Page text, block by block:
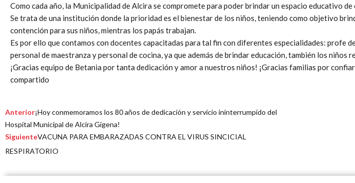
Como cada año, la Municipalidad de Alcira se compromete para poder brindar un espacio educativo de
Se trata de una institución donde la prioridad es el bienestar de los niños, teniendo como objetivo
contención para sus niños, mientras los papás trabajan.
Es por ello que contamos con docentes capacitadas para tal fin con diferentes especialidades: profe
personal de maestranza y personal de cocina, ya que además de brindar educación, también los niños
¡Gracias equipo de Betania por tanta dedicación y amor a nuestros niños! ¡Gracias familias por
compartido
Prev
Anterior¡Hoy conmemoramos los 80 años de dedicación y servicio ininterrumpido del
Hospital Municipal de Alcira Gigena!
SiguienteVACUNA PARA EMBARAZADAS CONTRA EL VIRUS SINCICIAL
RESPIRATORIO